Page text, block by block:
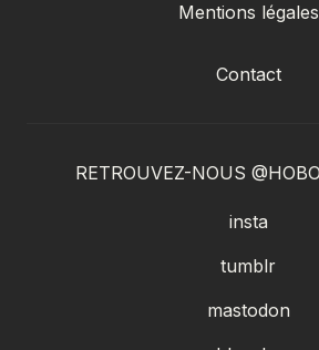
Mentions légales
Contact
RETROUVEZ-NOUS
insta
tumblr
mastodon